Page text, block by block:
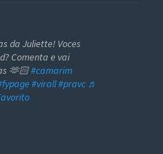
da Juliette! Voces
Comenta e vai
🫶🏻#camarim
#virall#pravc ♬